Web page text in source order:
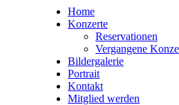
Home
Konzerte
Reservationen
Vergangene
Bildergalerie
Portrait
Kontakt
Mitglied werden